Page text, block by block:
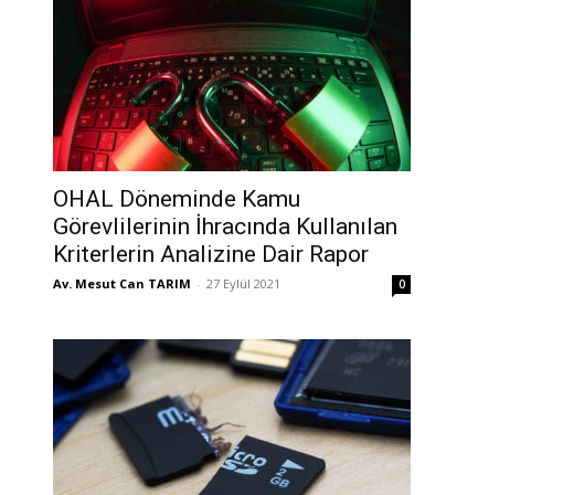
OHAL Döneminde Kamu
Görevlilerinin İhracında Kullanılan
Kriterlerin Analizine Dair Rapor
Av. Mesut Can TARIM - 27 Eylül 2021 0